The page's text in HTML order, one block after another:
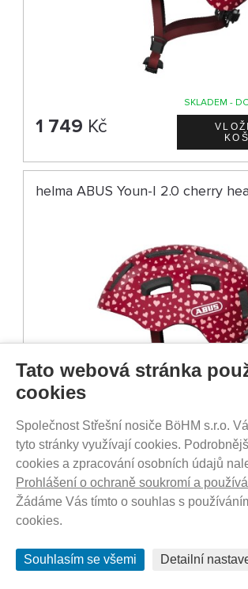
SKLADEM -
1 749 Kč
helma ABUS Youn-I 2.0 cherry
SKLADEM -
1 749Kč
VŠE O NÁKUPU
Tato webová stránka
cookies
Společnost Střešní nosiče BöHM s.r.o.
tyto stránky využívají cookies.
cookies a zpracování osobních údajů
Prohlášení o ochraně soukromí a
Žádáme Vás tímto o souhlas s
cookies.
Souhlasím se všemi Detailní